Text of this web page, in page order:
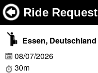
Ride Request
Essen, Deutschland
08/07/2026
30m